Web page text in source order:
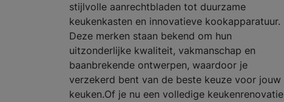
stijlvolle aanrechtbladen tot duurzame
keukenkasten en innovatieve kookapparatuur.
Deze merken staan bekend om hun
uitzonderlijke kwaliteit, vakmanschap en
baanbrekende ontwerpen, waardoor je
verzekerd bent van de beste keuze voor jouw
keuken.Of je nu een volledige keukenrenovatie